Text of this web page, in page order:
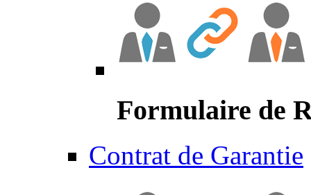
Formulaire de
Contrat de Garantie